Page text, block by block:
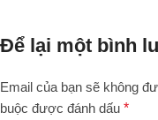
Để lại một bình
Email của bạn sẽ không
buộc được đánh dấu *